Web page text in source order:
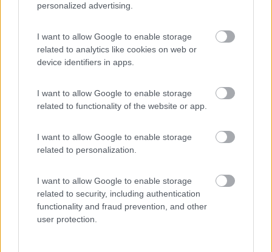
personalized advertising.
I want to allow Google to enable storage
related to analytics like cookies on web or
device identifiers in apps.
I want to allow Google to enable storage
related to functionality of the website or app.
I want to allow Google to enable storage
related to personalization.
I want to allow Google to enable storage
related to security, including authentication
functionality and fraud prevention, and other
user protection.
corrente e quindi aveva una capacita' molto bassa rispetto a
200W restano un buon compromesso anche di costo. Pero' io
non ho il frigo a compressore quindi non ho idea di quanto
incida sui consumi.
franco49tn
10466
yarighidone 13/04/2017 alle15:42:24
simile a quello consigliato da Blessyou o sono due cose diverse... Hai
messo su 3 pannelli da 100w? L'efoy deve è essere una figata ma costa
un sacco,
...